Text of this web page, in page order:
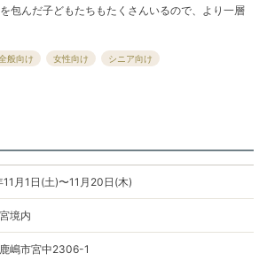
包んだ子どもたちもたくさんいるので、より一層
般向け 女性向け
シニア向け
月1日(土)〜11月20日(木)
境内
嶋市宮中2306-1